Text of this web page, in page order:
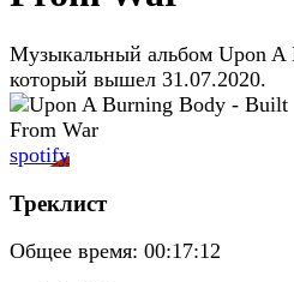
Музыкальный альбом Upon
который вышел 31.07.2020.
spotify
Треклист
Общее время: 00:17:12